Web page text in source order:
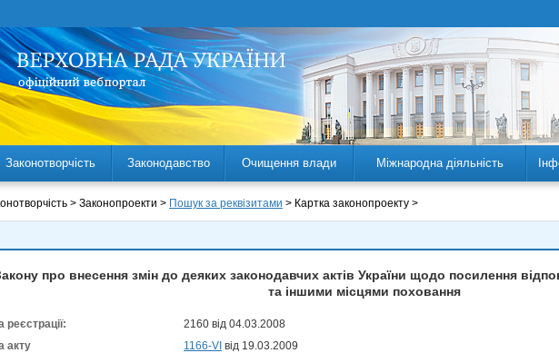
Законотворчість Законодавство Очищення влади Міжнародна діяльність
> Законопроекти > Пошук за реквізитами > Картка законопроекту >
про внесення змін до деяких законодавчих актів України щодо посилення
та іншими місцями поховання
2160 від 04.03.2008
акту
1166-VI від 19.03.2009